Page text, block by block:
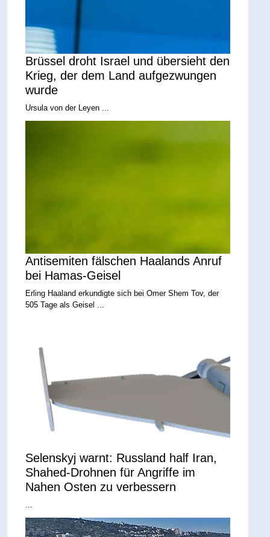
Brüssel droht Israel und übersieht den
Krieg, der dem Land aufgezwungen
wurde
Ursula von der Leyen ...
Antisemiten fälschen Haalands Anruf
bei Hamas-Geisel
Erling Haaland erkundigte sich bei Omer Shem Tov, der
505 Tage als Geisel ...
Selenskyj warnt: Russland half Iran,
Shahed-Drohnen für Angriffe im
Nahen Osten zu verbessern
...